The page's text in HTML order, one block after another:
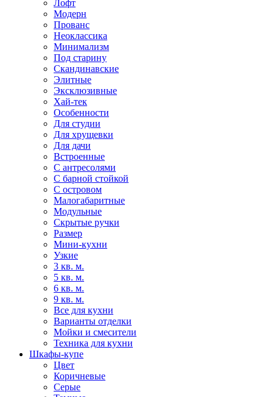
Лофт
Модерн
Прованс
Неоклассика
Минимализм
Под старину
Скандинавские
Элитные
Эксклюзивные
Хай-тек
Особенности
Для студии
Для хрущевки
Для дачи
Встроенные
С антресолями
С барной стойкой
С островом
Малогабаритные
Модульные
Скрытые ручки
Размер
Мини-кухни
Узкие
3 кв. м.
5 кв. м.
6 кв. м.
9 кв. м.
Все для кухни
Варианты отделки
Мойки и смесители
Техника для кухни
Шкафы-купе
Цвет
Коричневые
Серые